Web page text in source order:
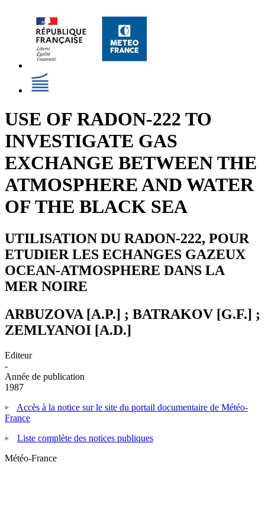
USE OF RADON-222 TO
INVESTIGATE GAS
EXCHANGE BETWEEN THE
ATMOSPHERE AND WATER
OF THE BLACK SEA
UTILISATION DU RADON-222, POUR
ETUDIER LES ECHANGES GAZEUX
OCEAN-ATMOSPHERE DANS LA
MER NOIRE
ARBUZOVA [A.P.] ; BATRAKOV [G.F.] ;
ZEMLYANOI [A.D.]
Editeur
-
Année de publication
1987
Accès à la notice sur le site du portail documentaire de Météo-
France
Liste complète des notices publiques
Météo-France